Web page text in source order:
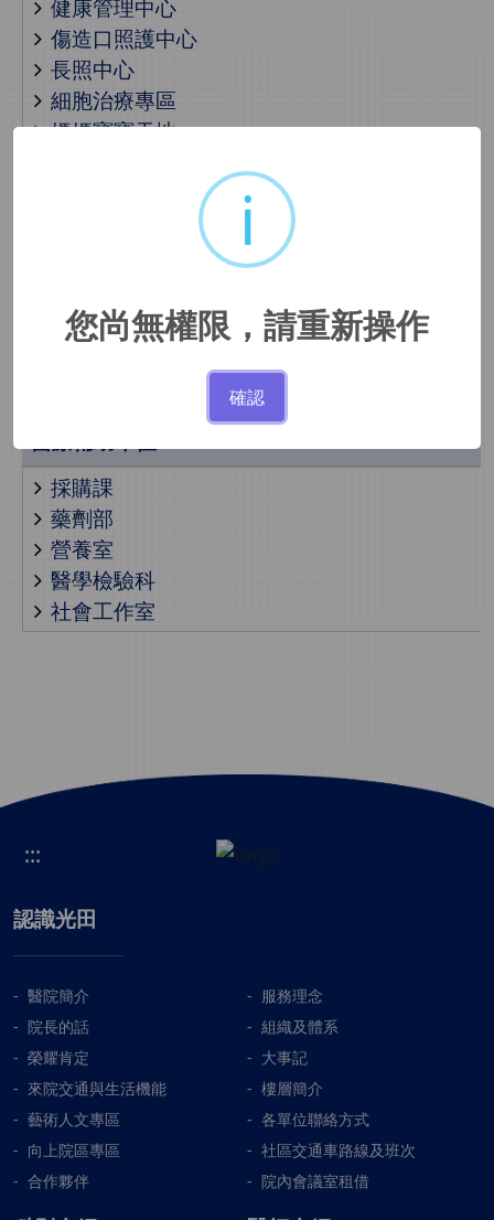
健康管理中心
傷造口照護中心
長照中心
細胞治療專區
媽媽寶寶天地
骨質疏鬆照護中心
兒少保護親善醫療中心
社區健康中心
採購課
藥劑部
營養室
醫學檢驗科
社會工作室
:::
認識光田
醫院簡介
服務理念
院長的話
組織及體系
榮耀肯定
大事記
來院交通與生活機能
樓層簡介
藝術人文專區
各單位聯絡方式
向上院區專區
社區交通車路線及班次
合作夥伴
院內會議室租借
i
您尚無權限，請重新操作
確認